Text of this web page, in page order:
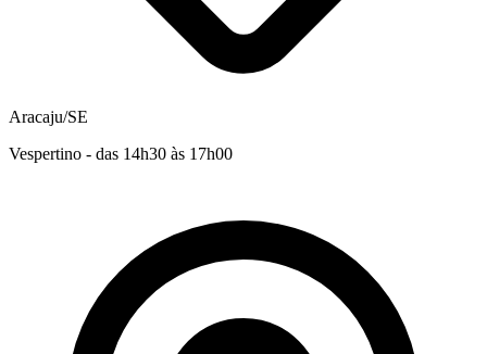
Aracaju/SE
Vespertino - das 14h30 às 17h00